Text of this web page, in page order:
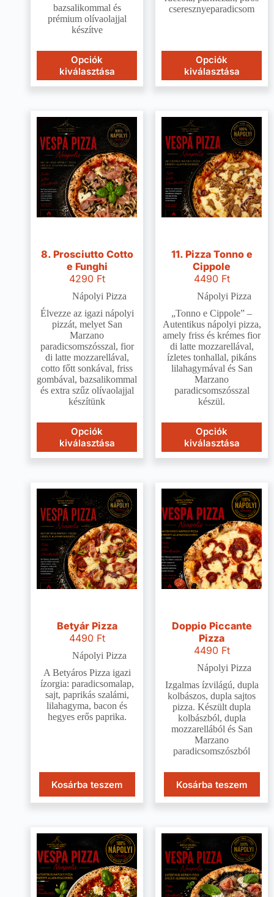
bazsalikommal és
prémium olívaolajjal
készítve
Opciók
kiválasztása
cseresznyeparadicsom
Opciók
kiválasztása
8. Prosciutto Cotto
e Funghi
4290 Ft
Nápolyi Pizza
Élvezze az igazi nápolyi
pizzát, melyet San
Marzano
paradicsomszósszal, fior
di latte mozzarellával,
cotto főtt sonkával, friss
gombával, bazsalikommal
és extra szűz olívaolajjal
készítünk
Opciók
kiválasztása
11. Pizza Tonno e
Cippole
4490 Ft
Nápolyi Pizza
„Tonno e Cippole” –
Autentikus nápolyi pizza,
amely friss és krémes fior
di latte mozzarellával,
ízletes tonhallal, pikáns
lilahagymával és San
Marzano
paradicsomszósszal
készül.
Opciók
kiválasztása
Betyár Pizza
4490 Ft
Nápolyi Pizza
A Betyáros Pizza igazi
ízorgia: paradicsomalap,
sajt, paprikás szalámi,
lilahagyma, bacon és
hegyes erős paprika.
Kosárba teszem
Doppio Piccante
Pizza
4490 Ft
Nápolyi Pizza
Izgalmas ízvilágú, dupla
kolbászos, dupla sajtos
pizza. Készült dupla
kolbászból, dupla
mozzarellából és San
Marzano
paradicsomszószból
Kosárba teszem